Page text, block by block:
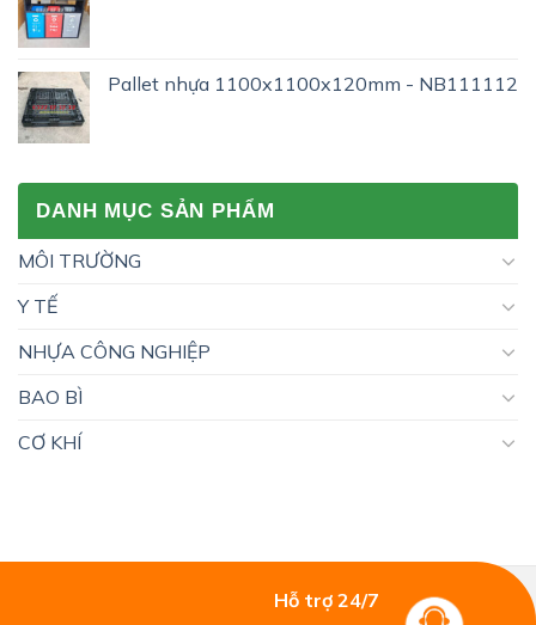
Pallet nhựa 1100x1100x120mm - NB111112
DANH MỤC SẢN PHẨM
MÔI TRƯỜNG
Y TẾ
NHỰA CÔNG NGHIỆP
BAO BÌ
CƠ KHÍ
Hỗ trợ 24/7